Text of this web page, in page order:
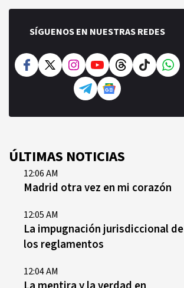
SÍGUENOS EN NUESTRAS REDES
ÚLTIMAS NOTICIAS
12:06 AM
Madrid otra vez en mi corazón
12:05 AM
La impugnación jurisdiccional de
los reglamentos
12:04 AM